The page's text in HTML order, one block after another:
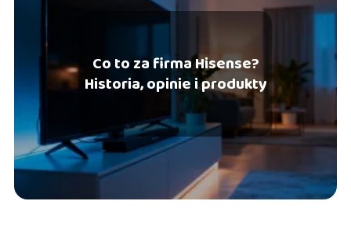
Co to za firma Hisense?
Historia, opinie i produkty